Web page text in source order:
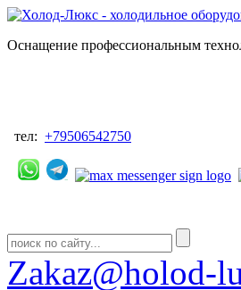
Оснащение профессиональным
тел: +79506542750
Zakaz@holod-